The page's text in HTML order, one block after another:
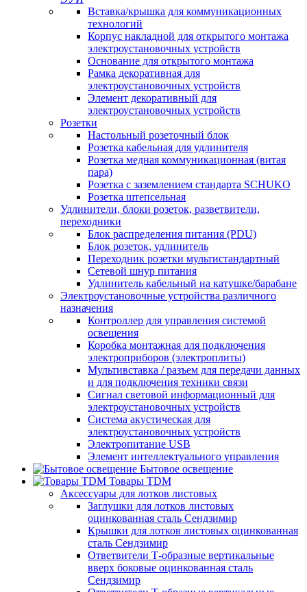
Вставка/крышка для коммуникационных
технологий
Корпус накладной для открытого монтажа
электроустановочных устройств
Основание для открытого монтажа
Рамка декоративная для
электроустановочных устройств
Элемент декоративный для
электроустановочных устройств
Розетки
Настольный розеточный блок
Розетка кабельная для удлинителя
Розетка медная коммуникационная (витая
пара)
Розетка с заземлением стандарта SCHUKO
Розетка штепсельная
Удлинители, блоки розеток, разветвители,
переходники
Блок распределения питания (PDU)
Блок розеток, удлинитель
Переходник розетки мультистандартный
Сетевой шнур питания
Удлинитель кабельный на катушке/барабане
Электроустановочные устройства различного
назначения
Контроллер для управления системой
освещения
Коробка монтажная для подключения
электроприборов (электроплиты)
Мультивставка / разъем для передачи данных
и для подключения техники связи
Сигнал световой информационный для
электроустановочных устройств
Система акустическая для
электроустановочных устройств
Электропитание USB
Элемент интеллектуального управления
Бытовое освещение
Товары TDM
Аксессуары для лотков листовых
Заглушки для лотков листовых
оцинкованная сталь Сендзимир
Крышки для лотков листовых оцинкованная
сталь Сендзимир
Ответвители Т-образные вертикальные
вверх боковые оцинкованная сталь
Сендзимир